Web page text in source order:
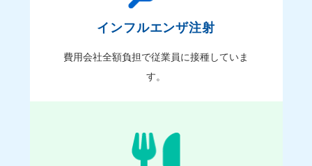
インフルエンザ注射
費用会社全額負担で従業員に接種していま
す。